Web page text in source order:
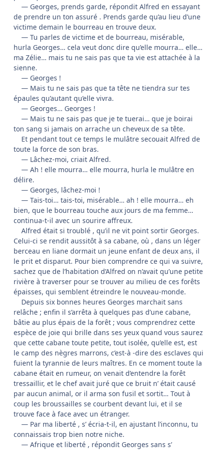
— Georges, prends garde, répondit Alfred en essayant
de prendre un ton assuré . Prends garde qu’au lieu d’une
victime demain le bourreau en trouve deux.
— Tu parles de victime et de bourreau, misérable,
hurla Georges… cela veut donc dire qu’elle mourra… elle…
ma Zélie… mais tu ne sais pas que ta vie est attachée à la
sienne.
— Georges !
— Mais tu ne sais pas que ta tête ne tiendra sur tes
épaules qu’autant qu’elle vivra.
— Georges… Georges !
— Mais tu ne sais pas que je te tuerai… que je boirai
ton sang si jamais on arrache un cheveux de sa tête.
Et pendant tout ce temps le mulâtre secouait Alfred de
toute la force de son bras.
— Lâchez-moi, criait Alfred.
— Ah ! elle mourra… elle mourra, hurla le mulâtre en
délire.
— Georges, lâchez-moi !
— Tais-toi… tais-toi, misérable… ah ! elle mourra… eh
bien, que le bourreau touche aux jours de ma femme…
continua-t-il avec un sourire affreux.
Alfred était si troublé , qu’il ne vit point sortir Georges.
Celui-ci se rendit aussitôt à sa cabane, où , dans un léger
berceau en liane dormait un jeune enfant de deux ans, il
le prit et disparut. Pour bien comprendre ce qui va suivre,
sachez que de l’habitation d’Alfred on n’avait qu’une petite
rivière à traverser pour se trouver au milieu de ces forêts
épaisses, qui semblent étreindre le nouveau-monde.
Depuis six bonnes heures Georges marchait sans
relâche ; enfin il s’arrêta à quelques pas d’une cabane,
bâtie au plus épais de la forêt ; vous comprendrez cette
espèce de joie qui brille dans ses yeux quand vous saurez
que cette cabane toute petite, tout isolée, qu’elle est, est
le camp des nègres marrons, c’est-à -dire des esclaves qui
fuient la tyrannie de leurs maîtres. En ce moment toute la
cabane était en rumeur, on venait d’entendre la forêt
tressaillir, et le chef avait juré que ce bruit n’ était causé
par aucun animal, or il arma son fusil et sortit… Tout à
coup les broussailles se courbent devant lui, et il se
trouve face à face avec un étranger.
— Par ma liberté , s’ écria-t-il, en ajustant l’inconnu, tu
connaissais trop bien notre niche.
— Afrique et liberté , répondit Georges sans s’